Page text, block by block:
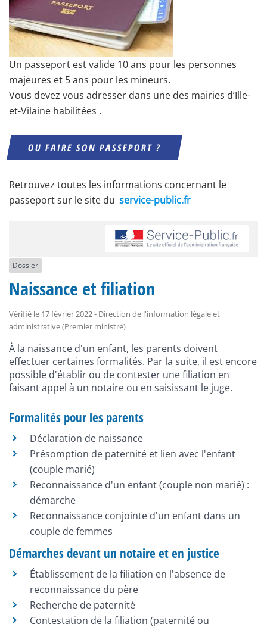
Un passeport est valide 10 ans pour les personnes
majeures et 5 ans pour les mineurs.
Vous devez vous adresser dans une des mairies d’Ille-
et-Vilaine habilitées .
OU FAIRE SON PASSEPORT ?
Retrouvez toutes les informations concernant le
passeport sur le site du service-public.fr
Dossier
Naissance et filiation
Vérifié le 17 février 2022 - Direction de l'information légale et
administrative (Premier ministre)
À la naissance d'un enfant, les parents doivent
effectuer certaines formalités. Par la suite, il est encore
possible d'établir ou de contester une filiation en
faisant appel à un notaire ou en saisissant le juge.
Formalités pour les parents
Déclaration de naissance
Présomption de paternité et lien avec l'enfant
(couple marié)
Reconnaissance d'un enfant (couple non marié) :
démarche
Reconnaissance conjointe d'un enfant dans un
couple de femmes
Démarches devant un notaire et en justice
Établissement de la filiation en l'absence de
reconnaissance du père
Recherche de paternité
Contestation de la filiation (paternité ou